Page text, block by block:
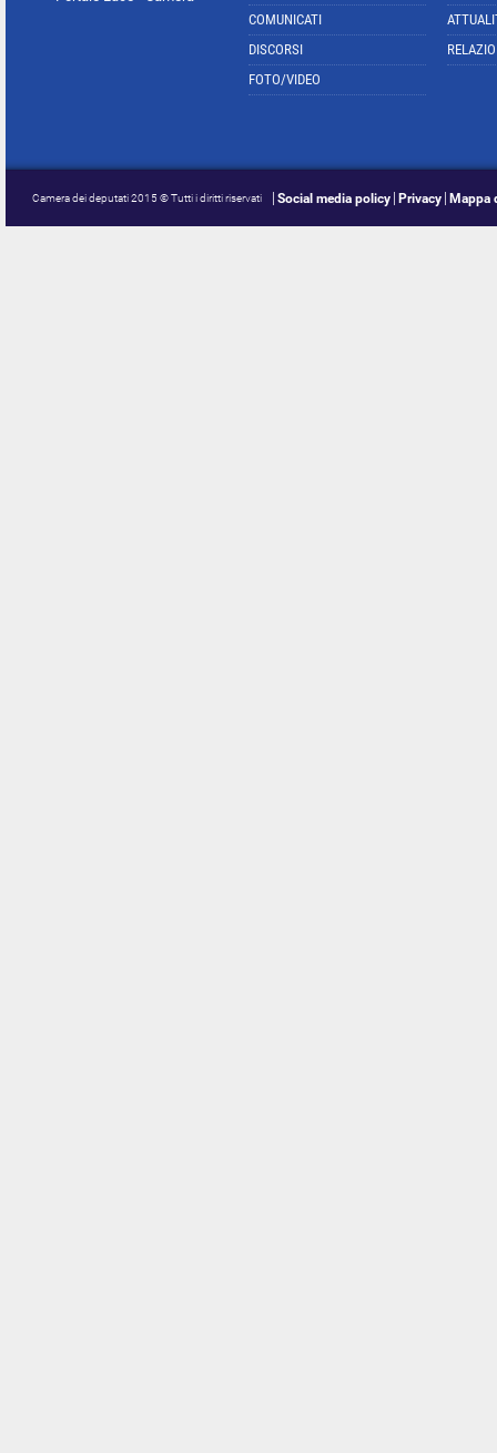
COMUNICATI
DISCORSI
FOTO/VIDEO
Camera dei deputati 2015 © Tutti i diritti riservati Social media policy Privacy Mappa